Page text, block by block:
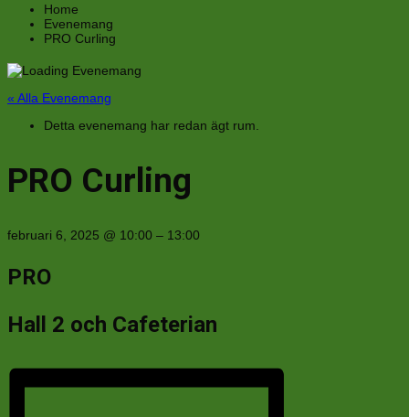
Home
Evenemang
PRO Curling
« Alla Evenemang
Detta evenemang har redan ägt rum.
PRO Curling
februari 6, 2025 @ 10:00 – 13:00
PRO
Hall 2 och Cafeterian